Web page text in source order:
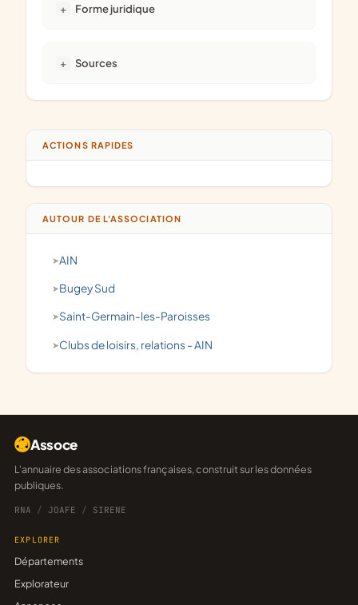
Forme juridique
Sources
ACTIONS RAPIDES
AUTOUR DE L'ASSOCIATION
AIN
Bugey Sud
Saint-Germain-les-Paroisses
clubs de loisirs, relations - AIN
Assoce
L'annuaire des associations françaises, construit sur les données
publiques.
RNA / JOAFE / SIRENE
EXPLORER
Départements
Explorateur